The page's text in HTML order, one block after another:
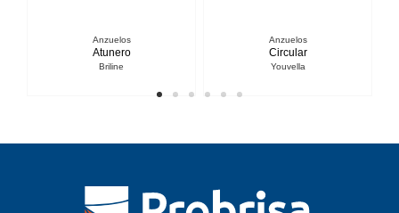
Anzuelos
Atunero
Briline
Anzuelos
Circular
Youvella